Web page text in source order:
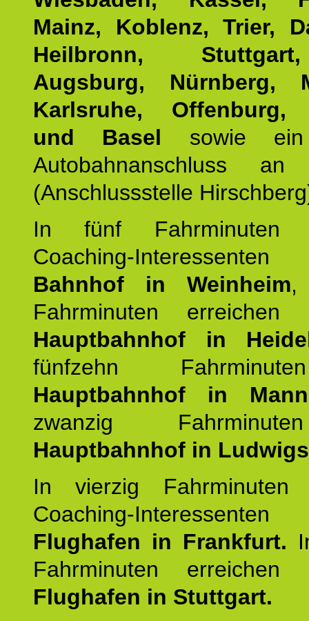
Mainz, Koblenz, Trier,
Heilbronn,
Augsburg, Nürnberg,
Karlsruhe, Offenburg,
und Basel sowie ein
Autobahnanschluss
(Anschlussstelle
In fünf Fahrminuten
Coaching-
Bahnhof in Weinheim,
Fahrminuten
Hauptbahnhof in
fünfzehn
Hauptbahnhof in
zwanzig
Hauptbahnhof in
In vierzig Fahrminuten
Coaching-
Flughafen in Frankfurt.
Fahrminuten
Flughafen in Stuttgart.